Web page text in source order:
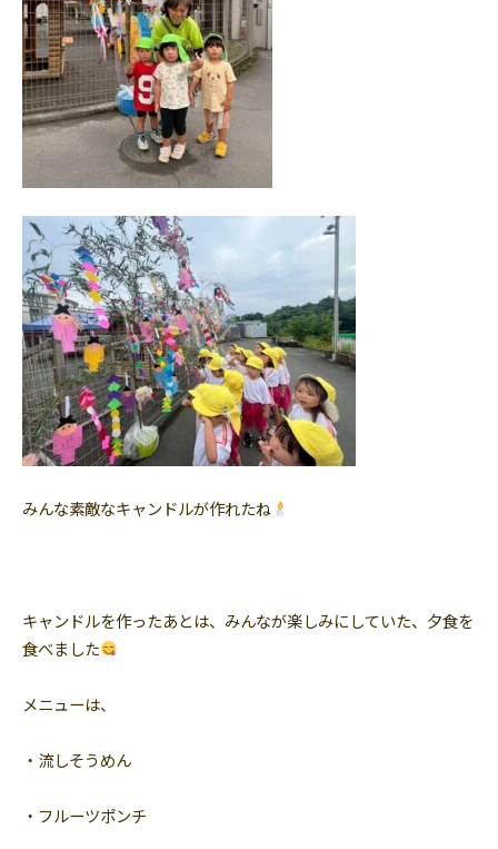
みんな素敵なキャンドルが作れたね
キャンドルを作ったあとは、みんなが楽しみにしていた、夕食を
食べました
メニューは、
・流しそうめん
・フルーツポンチ